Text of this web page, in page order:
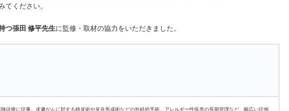
てください。
つ張田 修平先生に監修・取材の協力をいただきました。
診療に従事。皮膚がんに対する植皮術や皮弁形成術などの外科的手術、アレルギー性疾患の長期管理など、幅広い症例